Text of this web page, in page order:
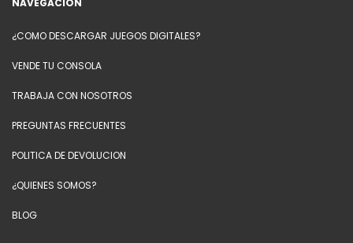
¿COMO DESCARGAR JUEGOS DIGITALES?
VENDE TU CONSOLA
TRABAJA CON NOSOTROS
PREGUNTAS FRECUENTES
POLITICA DE DEVOLUCION
¿QUIENES SOMOS?
BLOG